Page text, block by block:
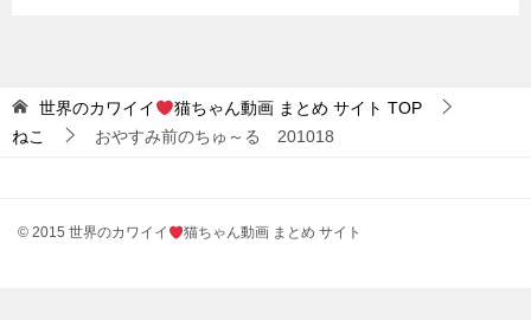
世界のカワイイ 猫ちゃん動画 まとめ サイト TOP
ねこ
おやすみ前のちゅ～る 201018
© 2015 世界のカワイイ 猫ちゃん動画 まとめ サイト